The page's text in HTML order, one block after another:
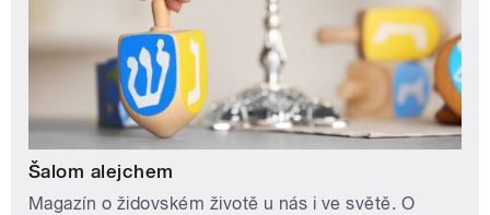
Šalom alejchem
Magazín o židovském životě u nás i ve světě. O